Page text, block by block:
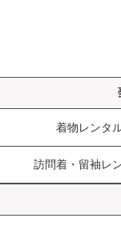
着物レンタ
訪問着・留袖レ